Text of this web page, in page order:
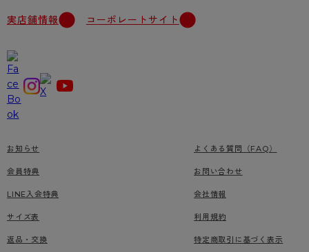
実店舗情報 コーポレートサイト
お知らせ
会員特典
LINE入会特典
サイズ表
返品・交換
よくある質問（FAQ）
お問い合わせ
会社情報
利用規約
特定商取引に基づく表示